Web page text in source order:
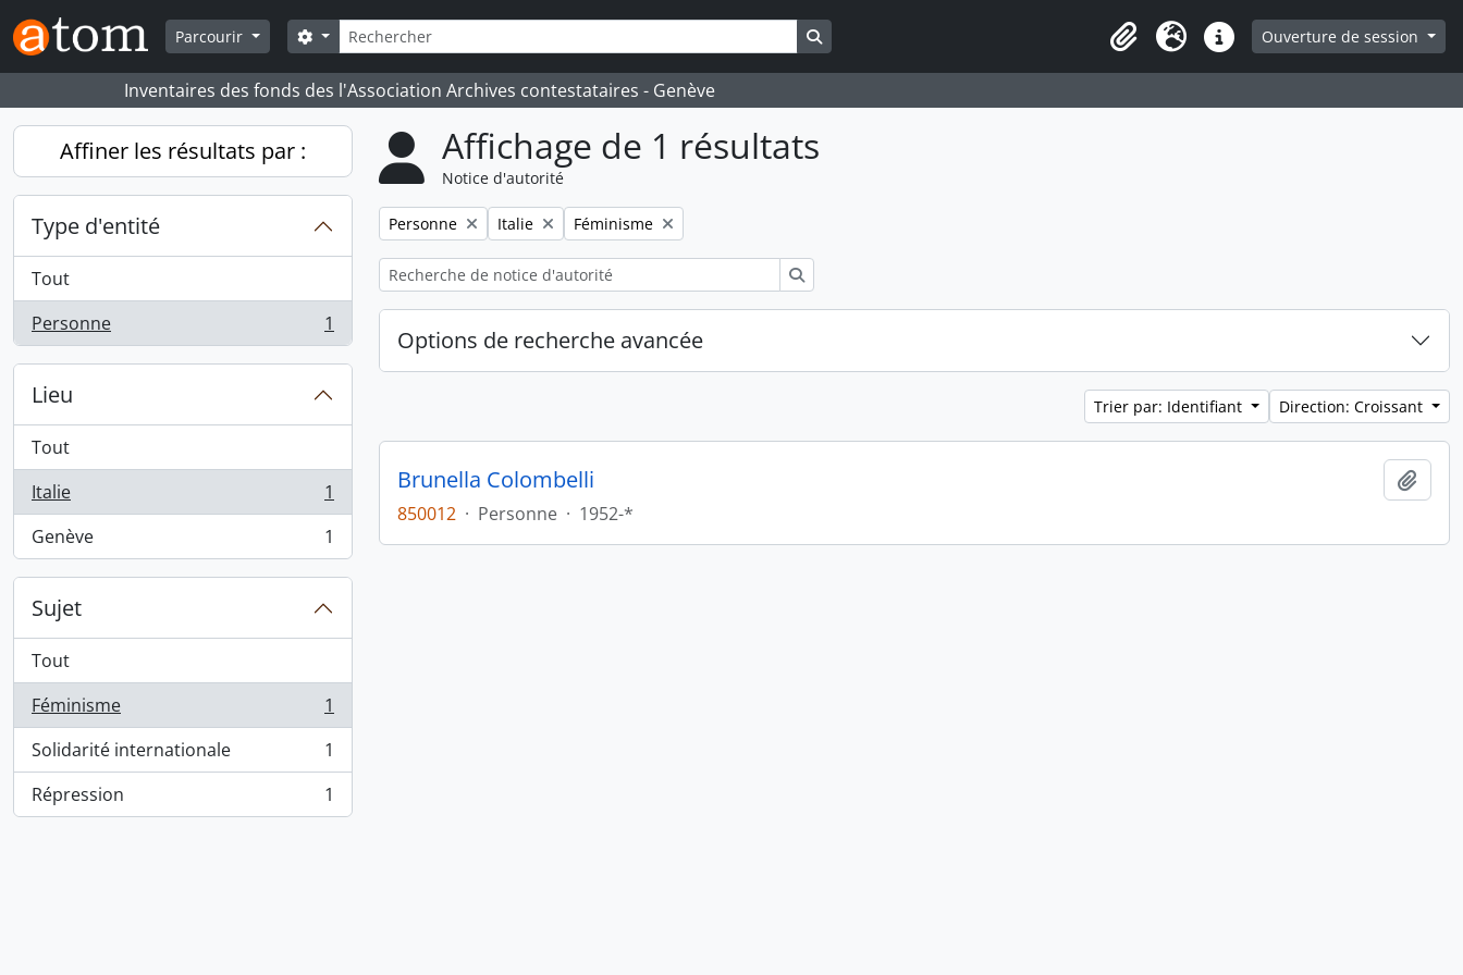
Skip to main content
Parcourir
Rechercher
Search options
Presse-papier
LangueLiens rapidesOuverture de session
Inventaires des fonds des l'Association Archives contestataires - Genève
Affiner les résultats par :
Type d'entité
Tout
Personne
, 1 résultats 1
Lieu
Tout
Italie
, 1 résultats
1
Genève
, 1 résultats 1
Sujet
Tout
Féminisme
, 1 résultats
1
Solidarité internationale
, 1 résultats
1
Répression
, 1 résultats 1
Affichage de 1 résultats
Notice d'autorité
Remove filter:
Personne Remove filter:
Italie Remove filter:
Féminisme
Options de recherche avancée
Trier par: Identifiant Direction: Croissant
Brunella Colombelli
850012 · Personne · 1952-*